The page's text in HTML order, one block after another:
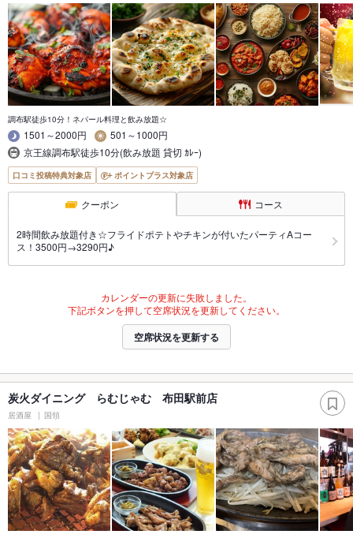
調布駅徒歩10分！ネパール料理と飲み放題☆
1501～2000円
501～1000円
京王線調布駅徒歩10分(飲み放題 貸切 ｶﾚｰ)
口コミ投稿特典対象店 ポイントプラス対象店
クーポン コース
2時間飲み放題付き☆フライドポテトやチキンが付いたパーティAコー
ス！3500円→3290円♪
カレンダーの更新に失敗しました。
下記ボタンを押して空席状況を更新してください。
空席状況を更新する
炭火ダイニング らむじゃむ 布田駅前店
居酒屋 国領